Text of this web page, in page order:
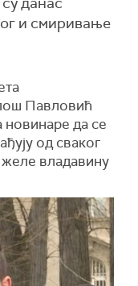
и смиривање
Павловић
новинаре да се
од сваког
владавину